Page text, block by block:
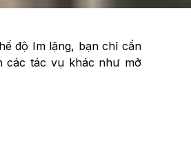
độ Im lặng, bạn chỉ cần
các tác vụ khác như mở